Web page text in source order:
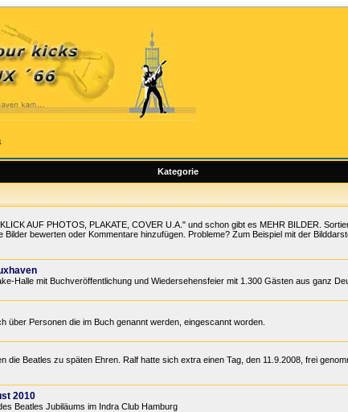
Kategorie
AUF PHOTOS, PLAKATE, COVER U.A." und schon gibt es MEHR BILDER.
bewerten oder Kommentare hinzufügen. Probleme? Zum Beispiel mit der
Halle mit Buchveröffentlichung und Wiedersehensfeier mit 1.300 Gästen aus ganz
über Personen die im Buch genannt werden, eingescannt worden.
die Beatles zu späten Ehren. Ralf hatte sich extra einen Tag, den 11.9.2008, frei
2010
Beatles Jubiläums im Indra Club Hamburg